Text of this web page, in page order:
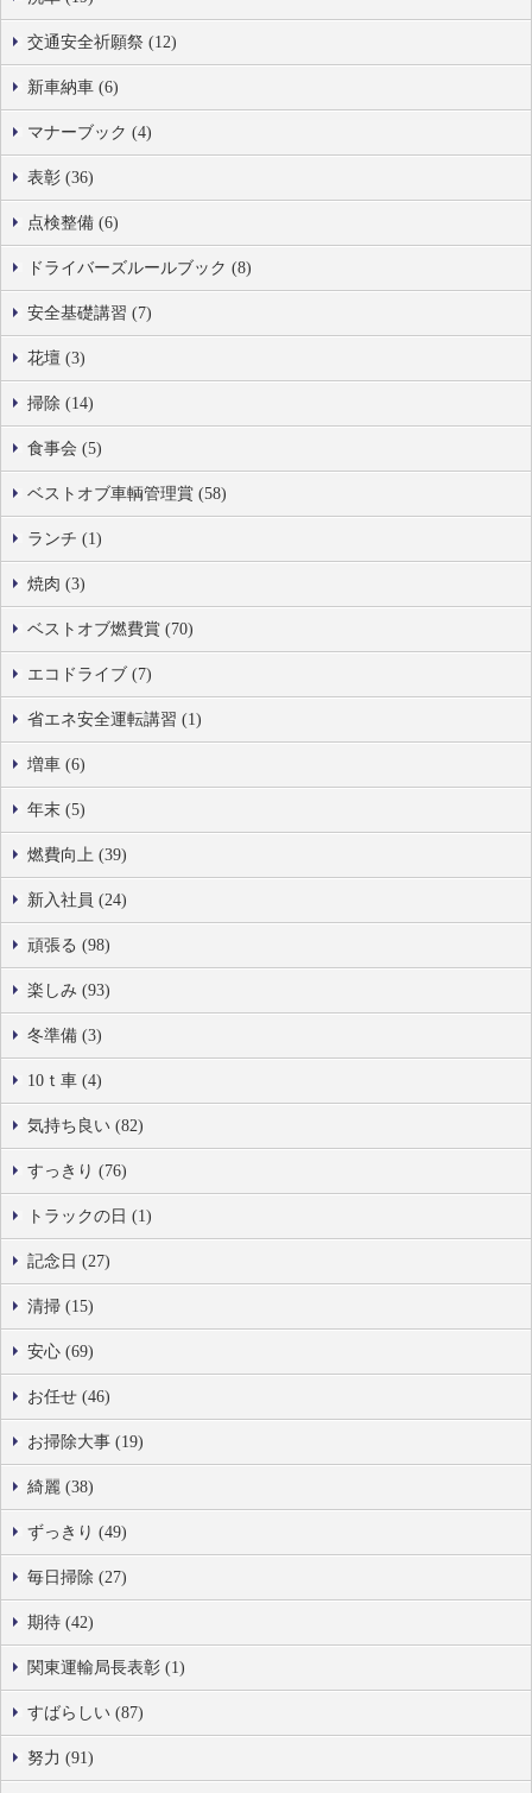
交通安全祈願祭 (12)
新車納車 (6)
マナーブック (4)
表彰 (36)
点検整備 (6)
ドライバーズルールブック (8)
安全基礎講習 (7)
花壇 (3)
掃除 (14)
食事会 (5)
ベストオブ車輌管理賞 (58)
ランチ (1)
焼肉 (3)
ベストオブ燃費賞 (70)
エコドライブ (7)
省エネ安全運転講習 (1)
増車 (6)
年末 (5)
燃費向上 (39)
新入社員 (24)
頑張る (98)
楽しみ (93)
冬準備 (3)
10ｔ車 (4)
気持ち良い (82)
すっきり (76)
トラックの日 (1)
記念日 (27)
清掃 (15)
安心 (69)
お任せ (46)
お掃除大事 (19)
綺麗 (38)
ずっきり (49)
毎日掃除 (27)
期待 (42)
関東運輸局長表彰 (1)
すばらしい (87)
努力 (91)